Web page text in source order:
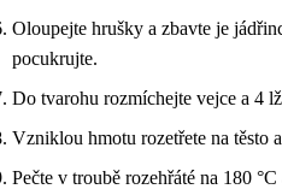
Oloupejte hrušky a zbavte je
pocukrujte.
Do tvarohu rozmíchejte vejce a 4
Vzniklou hmotu rozetřete na těsto
Pečte v troubě rozehřáté na 180